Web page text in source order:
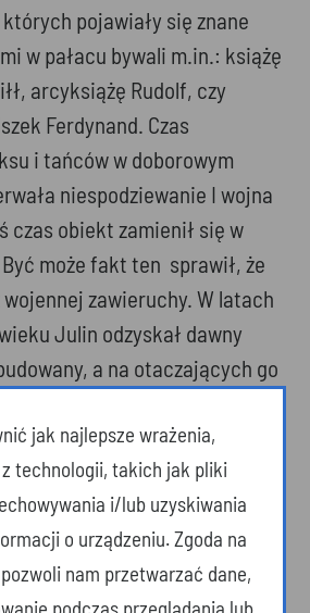
pojawiały się znane
w pałacu bywali m.in.: książę
arcyksiążę Rudolf, czy
Ferdynand. Czas
i tańców w doborowym
niespodziewanie I wojna
czas obiekt zamienił się w
może fakt ten sprawił, że
wojennej zawieruchy. W latach
Julin odzyskał dawny
a na otaczających go
pola golfowe i korty
doprowadzona została sieć
elektryczność. O randze
fakt, że gościł tu sam
przyjeżdżając z wizytą do
jak najlepsze wrażenia,
technologii, takich jak pliki
i/lub uzyskiwania
o urządzeniu. Zgoda na
nam przetwarzać dane,